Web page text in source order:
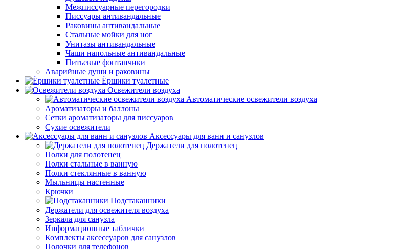
Межписсуарные перегородки
Писсуары антивандальные
Раковины антивандальные
Стальные мойки для ног
Унитазы антивандальные
Чаши напольные антивандальные
Питьевые фонтанчики
Аварийные души и раковины
Ёршики туалетные
Освежители воздуха
Автоматические освежители воздуха
Ароматизаторы и баллоны
Сетки ароматизаторы для писсуаров
Сухие освежители
Аксессуары для ванн и санузлов
Держатели для полотенец
Полки для полотенец
Полки стальные в ванную
Полки стеклянные в ванную
Мыльницы настенные
Крючки
Подстаканники
Держатели для освежителя воздуха
Зеркала для санузла
Информационные таблички
Комплекты аксессуаров для санузлов
Полочки для телефонов